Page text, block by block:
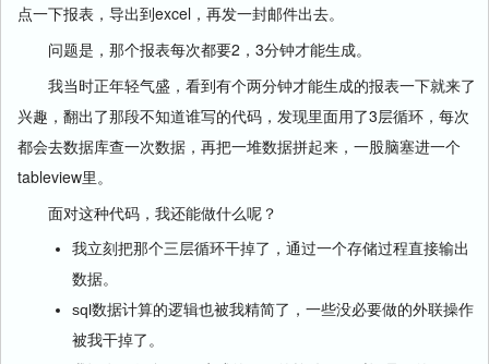
点一下报表，导出到excel，再发一封邮件出去。
问题是，那个报表每次都要2，3分钟才能生成。
我当时正年轻气盛，看到有个两分钟才能生成的报表一下就来了
兴趣，翻出了那段不知道谁写的代码，发现里面用了3层循环，每次
都会去数据库查一次数据，再把一堆数据拼起来，一股脑塞进一个
tableview里。
面对这种代码，我还能做什么呢？
我立刻把那个三层循环干掉了，通过一个存储过程直接输出
数据。
sql数据计算的逻辑也被我精简了，一些没必要做的外联操作
被我干掉了。